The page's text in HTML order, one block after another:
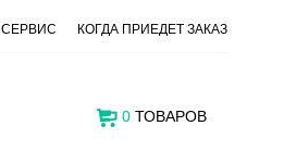
СЕРВИС КОГДА ПРИЕДЕТ ЗАКАЗ
0 ТОВАРОВ